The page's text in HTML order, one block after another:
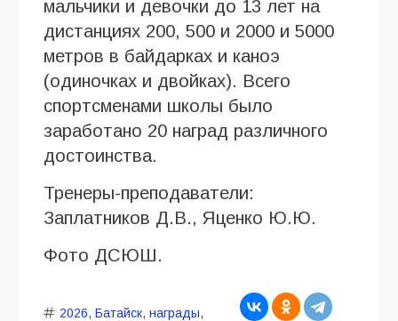
мальчики и девочки до 13 лет на
дистанциях 200, 500 и 2000 и 5000
метров в байдарках и каноэ
(одиночках и двойках). Всего
спортсменами школы было
заработано 20 наград различного
достоинства.
Тренеры-преподаватели:
Заплатников Д.В., Яценко Ю.Ю.
Фото ДСЮШ.
2026, Батайск, награды,